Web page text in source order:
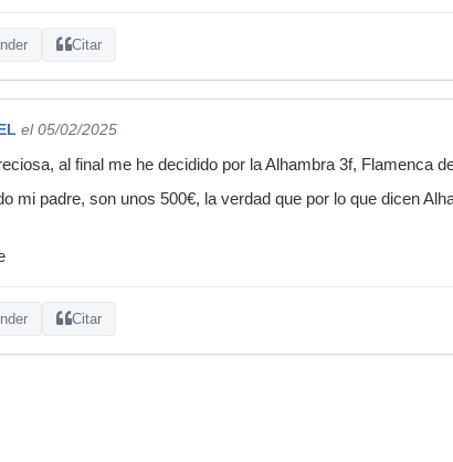
Citar
el 05/02/2025
al final me he decidido por la Alhambra 3f, Flamenca
mi padre, son unos 500€, la verdad que por lo que dicen
Citar